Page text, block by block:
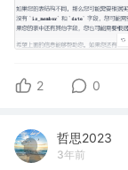
2 0
哲思2023
3年前